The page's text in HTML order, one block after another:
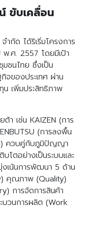
ขับเคลื่อน
ำกัด ได้ริเริ่มโครงการ
.ศ. 2557 โดยมีเป้า
ชนไทย ซึ่งเป็น
จของประเทศ ผ่าน
เพิ่มประสิทธิภาพ
ต้า เช่น KAIZEN (การ
(การลงพื้น
ควบคู่กับภูมิปัญญา
โตอย่างเป็นระบบและ
งเน้นการพัฒนา 5 ด้าน
คุณภาพ (Quality)
การจัดการสินค้า
บวนการผลิต (Work